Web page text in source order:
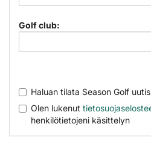
Golf club:
Haluan tilata Season Golf
Olen lukenut
henkilötietojeni käsittelyn